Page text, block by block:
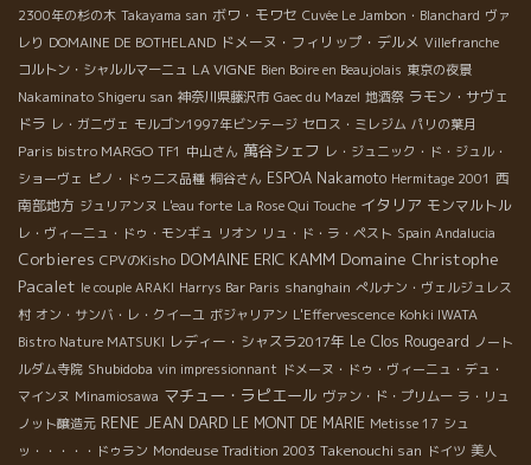
2300年の杉の木 Takayama san ボワ・モワセ Cuvée Le Jambon・Blanchard ヴァ
レり DOMAINE DE BOTHELAND ドメーヌ・フィリップ・デルメ Villefranche
コルトン・シャルルマーニュ LA VIGNE Bien Boire en Beaujolais 東京の夜景
Nakaminato Shigeru san 神奈川県藤沢市 Gaec du Mazel 地酒祭 ラモン・サヴェ
ドラ レ・ガニヴェ モルゴン1997年ビンテージ セロス・ミレジム パリの葉月
Paris bistro MARGO TF1 中山さん 萬谷シェフ レ・ジュニック・ド・ジュル・
ショーヴェ ピノ・ドゥニス品種 桐谷さん ESPOA Nakamoto Hermitage 2001 西
南部地方 ジュリアンヌ L'eau forte La Rose Qui Touche イタリア モンマルトル
レ・ヴィーニュ・ドゥ・モンギュ リオン リュ・ド・ラ・ペスト Spain Andalucia
Corbieres CPVのKisho DOMAINE ERIC KAMM Domaine Christophe
Pacalet le couple ARAKI Harrys Bar Paris shanghain ぺルナン・ヴェルジュレス
村 オン・サンバ・レ・クイーユ ボジャリアン L'Effervescence Kohki IWATA
Bistro Nature MATSUKI レディー・シャスラ2017年 Le Clos Rougeard ノート
ルダム寺院 Shubidoba vin impressionnant ドメーヌ・ドゥ・ヴィーニュ・デュ・
マインヌ Minamiosawa マチュー・ラピエール ヴァン・ド・プリムー ラ・リュ
ノット醸造元 RENE JEAN DARD LE MONT DE MARIE Metisse 17 シュ
ッ・・・・・ドゥラン Mondeuse Tradition 2003 Takenouchi san ドイツ 美人